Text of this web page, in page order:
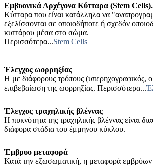
Εμβυονικά Αρχέγονα Κύτταρα (Stem Cells).
Κύτταρα που είναι κατάλληλα να
εξελίσσονται σε οποιοδήποτε ή σχεδόν
κυττάρου μέσα στο σώμα.
Περισσότερα...Stem Cells
Έλεγχος ωορρηξίας
Η με διάφορους τρόπους (υπερηχογραφικός,
επιβεβαίωση της ωορρηξίας. Περισσότερα...
Έλεγχος τραχηλικής βλέννας
Η πυκνότητα της τραχηλικής βλέννας είναι
διάφορα στάδια του έμμηνου κύκλου.
Έμβρυο μεταφορά
Κατά την εξωσωματική, η μεταφορά